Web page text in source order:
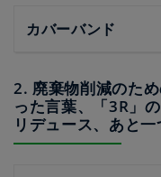
カバーバンド
2. 廃棄物削減のた
った言葉、「3R」
リデュース、あと一